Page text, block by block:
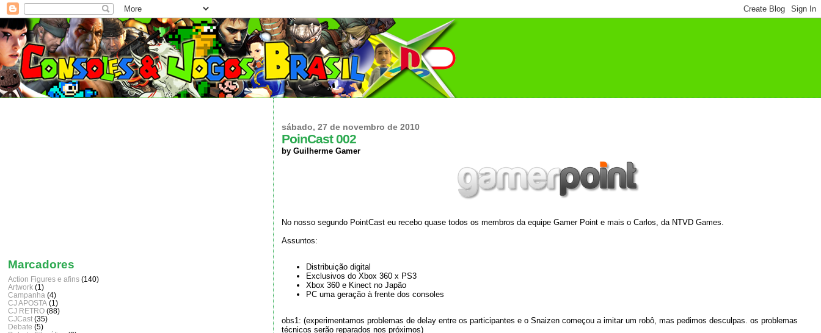
sábado, 27 de novembro de 2010
PoinCast 002
by Guilherme Gamer
No nosso segundo PointCast eu recebo quase todos os membros da equipe Gamer Point e mais o Carlos, da NTVD Games.
Assuntos:
Distribuição digital
Exclusivos do Xbox 360 x PS3
Xbox 360 e Kinect no Japão
PC uma geração à frente dos consoles
obs1: (experimentamos problemas de delay entre os participantes e o Snaizen começou a imitar um robô, mas pedimos desculpas. os problemas
técnicos serão reparados nos próximos)
Marcadores
Action Figures e afins (140)
Artwork (1)
Campanha (4)
CJ APOSTA (1)
CJ RETRO (88)
CJCast (35)
Debate (5)